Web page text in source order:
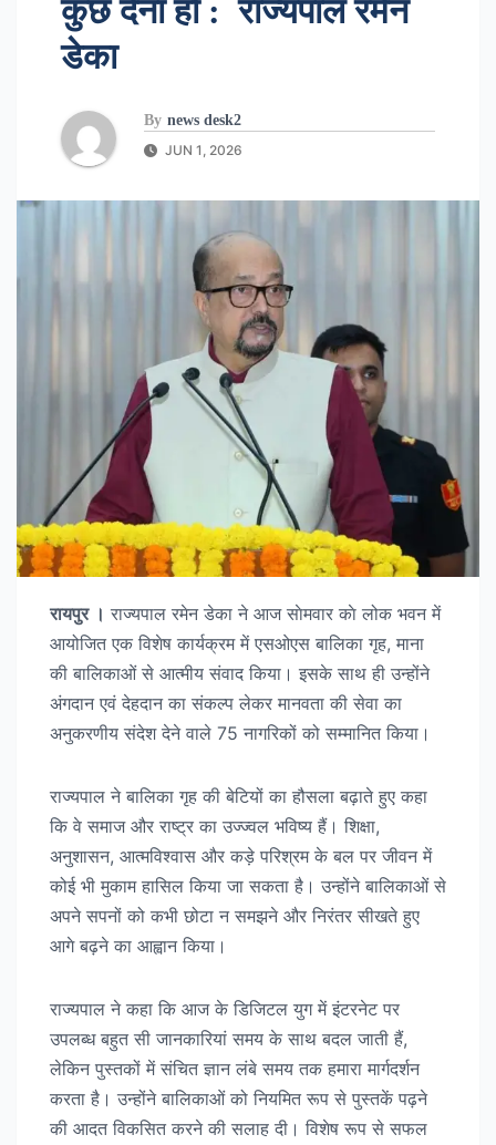
कुछ देना हो : राज्यपाल रमेन
डेका
By news desk2
JUN 1, 2026
रायपुर । राज्यपाल रमेन डेका ने आज साेमवार काे लोक भवन में
आयोजित एक विशेष कार्यक्रम में एसओएस बालिका गृह, माना
की बालिकाओं से आत्मीय संवाद किया। इसके साथ ही उन्होंने
अंगदान एवं देहदान का संकल्प लेकर मानवता की सेवा का
अनुकरणीय संदेश देने वाले 75 नागरिकों को सम्मानित किया।
राज्यपाल ने बालिका गृह की बेटियों का हौसला बढ़ाते हुए कहा
कि वे समाज और राष्ट्र का उज्ज्वल भविष्य हैं। शिक्षा,
अनुशासन, आत्मविश्वास और कड़े परिश्रम के बल पर जीवन में
कोई भी मुकाम हासिल किया जा सकता है। उन्होंने बालिकाओं से
अपने सपनों को कभी छोटा न समझने और निरंतर सीखते हुए
आगे बढ़ने का आह्वान किया।
राज्यपाल ने कहा कि आज के डिजिटल युग में इंटरनेट पर
उपलब्ध बहुत सी जानकारियां समय के साथ बदल जाती हैं,
लेकिन पुस्तकों में संचित ज्ञान लंबे समय तक हमारा मार्गदर्शन
करता है। उन्होंने बालिकाओं को नियमित रूप से पुस्तकें पढ़ने
की आदत विकसित करने की सलाह दी। विशेष रूप से सफल